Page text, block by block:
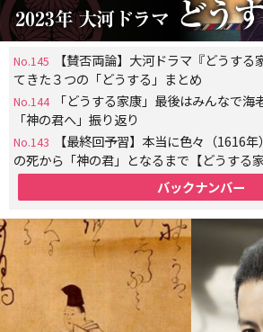
No.145
【賛否両論】大河ドラマ『どうす
てきた３つの「どうする」まとめ
No.144
「どうする家康」最後はみんなで
「神の君へ」振り返り
No.143
【最終回予習】本当に色々（1616
の死から「神の君」となるまで【どうする家
バックナンバー